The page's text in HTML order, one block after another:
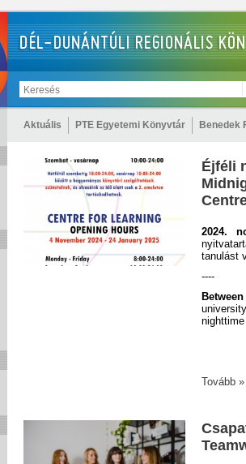
Aktuális PTE Egyetemi Könyvtár Benedek
Éjféli
2024.
tanulást
----
Tovább »